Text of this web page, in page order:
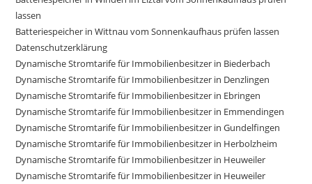
lassen
Batteriespeicher in Wittnau vom Sonnenkaufhaus prüfen lassen
Datenschutzerklärung
Dynamische Stromtarife für Immobilienbesitzer in Biederbach
Dynamische Stromtarife für Immobilienbesitzer in Denzlingen
Dynamische Stromtarife für Immobilienbesitzer in Ebringen
Dynamische Stromtarife für Immobilienbesitzer in Emmendingen
Dynamische Stromtarife für Immobilienbesitzer in Gundelfingen
Dynamische Stromtarife für Immobilienbesitzer in Herbolzheim
Dynamische Stromtarife für Immobilienbesitzer in Heuweiler
Dynamische Stromtarife für Immobilienbesitzer in Heuweiler